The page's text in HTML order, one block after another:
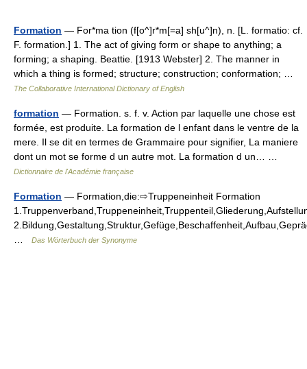
Formation — For*ma tion (f[o^]r*m[=a] sh[u^]n), n. [L. formatio: cf.
F. formation.] 1. The act of giving form or shape to anything; a
forming; a shaping. Beattie. [1913 Webster] 2. The manner in
which a thing is formed; structure; construction; conformation; …
The Collaborative International Dictionary of English
formation — Formation. s. f. v. Action par laquelle une chose est
formée, est produite. La formation de l enfant dans le ventre de la
mere. Il se dit en termes de Grammaire pour signifier, La maniere
dont un mot se forme d un autre mot. La formation d un… …
Dictionnaire de l'Académie française
Formation — Formation,die:⇨Truppeneinheit Formation
Das Wörterbuch der Synonyme